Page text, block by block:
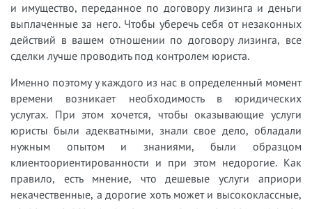
и имущество, переданное по договору лизинга и деньги
выплаченные за него. Чтобы уберечь себя от незаконных
действий в вашем отношении по договору лизинга, все
сделки лучше проводить под контролем юриста.
Именно поэтому у каждого из нас в определенный момент
времени возникает необходимость в юридических
услугах. При этом хочется, чтобы оказывающие услуги
юристы были адекватными, знали свое дело, обладали
нужным опытом и знаниями, были образцом
клиентоориентированности и при этом недорогие. Как
правило, есть мнение, что дешевые услуги априори
некачественные, а дорогие хоть может и высококлассные,